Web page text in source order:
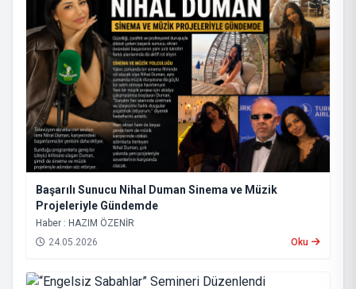
Başarılı Sunucu Nihal Duman Sinema ve Müzik
Projeleriyle Gündemde
Haber : HAZIM ÖZENİR
24.05.2026
Oku